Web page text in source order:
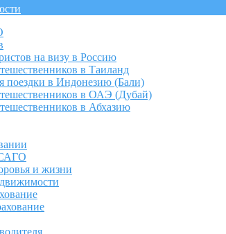
на визу в Россию
в Таиланд
поездки в Индонезию (Бали)
в ОАЭ (Дубай)
в Абхазию
и жизни